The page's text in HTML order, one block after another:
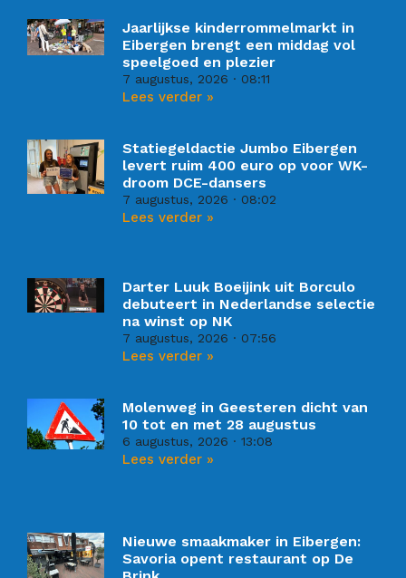
Jaarlijkse kinderrommelmarkt in
Eibergen brengt een middag vol
speelgoed en plezier
7 augustus, 2026 08:11
Lees verder »
Statiegeldactie Jumbo Eibergen
levert ruim 400 euro op voor WK-
droom DCE-dansers
7 augustus, 2026 08:02
Lees verder »
Darter Luuk Boeijink uit Borculo
debuteert in Nederlandse selectie
na winst op NK
7 augustus, 2026 07:56
Lees verder »
Molenweg in Geesteren dicht van
10 tot en met 28 augustus
6 augustus, 2026 13:08
Lees verder »
Nieuwe smaakmaker in Eibergen:
Savoria opent restaurant op De